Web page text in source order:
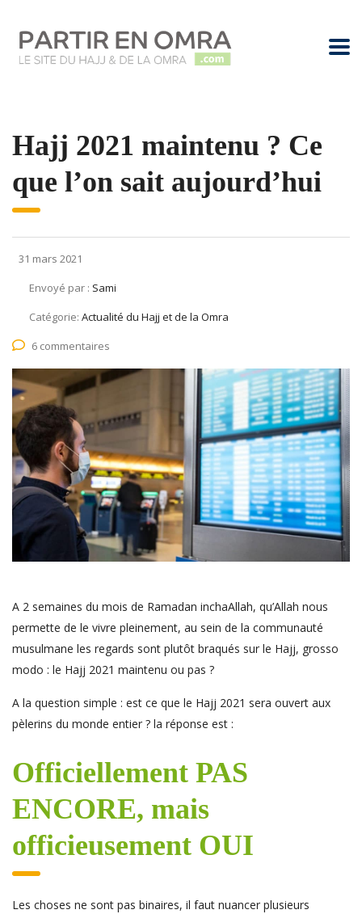
Hajj 2021 maintenu ? Ce
que l’on sait aujourd’hui
31 mars 2021
Envoyé par : Sami
Catégorie: Actualité du Hajj et de la Omra
6 commentaires
A 2 semaines du mois de Ramadan inchaAllah, qu’Allah nous
permette de le vivre pleinement, au sein de la communauté
musulmane les regards sont plutôt braqués sur le Hajj, grosso
modo : le Hajj 2021 maintenu ou pas ?
A la question simple : est ce que le Hajj 2021 sera ouvert aux
pèlerins du monde entier ? la réponse est :
Officiellement PAS
ENCORE, mais
officieusement OUI
Les choses ne sont pas binaires, il faut nuancer plusieurs